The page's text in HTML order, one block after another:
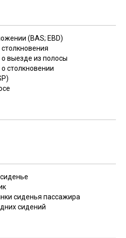
(BAS; EBD)
выезде из полосы
столкновении
сиденья пассажира
сидений